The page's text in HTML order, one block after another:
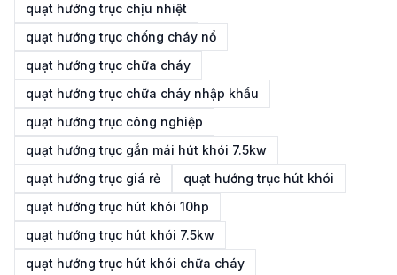
quạt hướng trục chịu nhiệt
quạt hướng trục chống cháy nổ
quạt hướng trục chữa cháy
quạt hướng trục chữa cháy nhập khẩu
quạt hướng trục công nghiệp
quạt hướng trục gắn mái hút khói 7.5kw
quạt hướng trục giá rẻ
quạt hướng trục hút khói
quạt hướng trục hút khói 10hp
quạt hướng trục hút khói 7.5kw
quạt hướng trục hút khói chữa cháy